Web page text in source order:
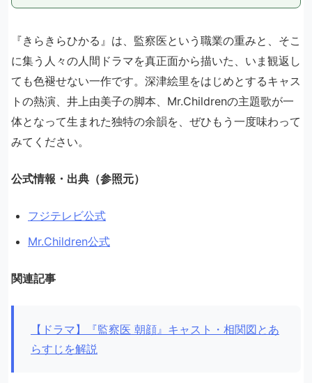
『きらきらひかる』は、監察医という職業の重みと、そこ
に集う人々の人間ドラマを真正面から描いた、いま観返し
ても色褪せない一作です。深津絵里をはじめとするキャス
トの熱演、井上由美子の脚本、Mr.Childrenの主題歌が一
体となって生まれた独特の余韻を、ぜひもう一度味わって
みてください。
公式情報・出典（参照元）
フジテレビ公式
Mr.Children公式
関連記事
【ドラマ】『監察医 朝顔』キャスト・相関図とあ
らすじを解説